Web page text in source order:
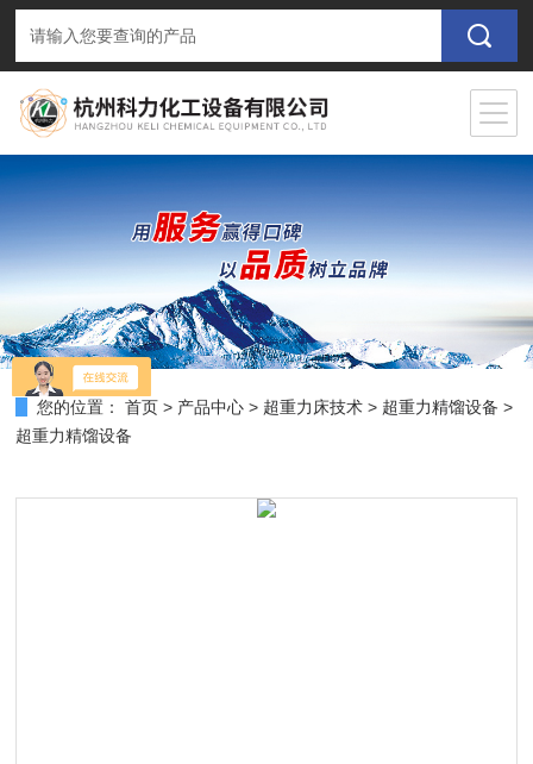
您的位置： 首页 > 产品中心 > 超重力床技术 > 超重力精馏设备 >
超重力精馏设备